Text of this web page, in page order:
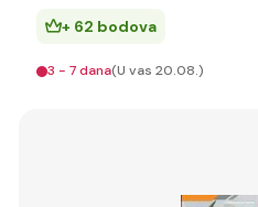
+ 62 bodova
3 - 7 dana(U vas 20.08.)